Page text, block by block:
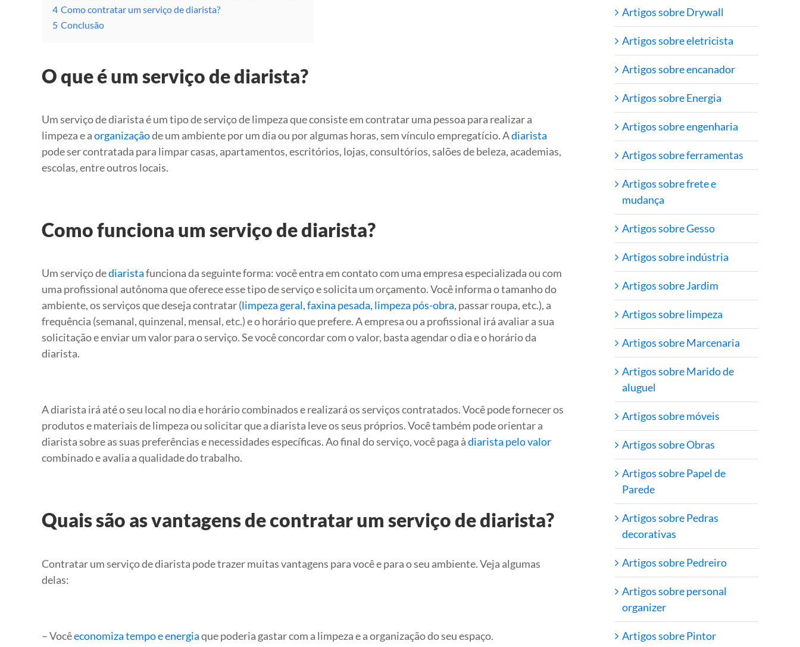
4 Como contratar um serviço de diarista?
5 Conclusão
O que é um serviço de diarista?
Um serviço de diarista é um tipo de serviço de limpeza que consiste em contratar uma pessoa para realizar a
limpeza e aorganizaçãode um ambiente por um dia ou por algumas horas, sem vínculo empregatício. Adiarista
pode ser contratada para limpar casas, apartamentos, escritórios, lojas, consultórios, salões de beleza, academias,
escolas, entre outros locais.
Como funciona um serviço de diarista?
Um serviço dediaristafunciona da seguinte forma: você entra em contato com uma empresa especializada ou com
uma profissional autônoma que oferece esse tipo de serviço e solicita um orçamento. Você informa o tamanho do
ambiente, os serviços que deseja contratar (limpeza geral, faxina pesada, limpeza pós-obra, passar roupa, etc.), a
frequência (semanal, quinzenal, mensal, etc.) e o horário que prefere. A empresa ou a profissional irá avaliar a sua
solicitação e enviar um valor para o serviço. Se você concordar com o valor, basta agendar o dia e o horário da
diarista.
A diarista irá até o seu local no dia e horário combinados e realizará os serviços contratados. Você pode fornecer os
produtos e materiais de limpeza ou solicitar que a diarista leve os seus próprios. Você também pode orientar a
diarista sobre as suas preferências e necessidades específicas. Ao final do serviço, você paga àdiarista pelo valor
combinado e avalia a qualidade do trabalho.
Quais são as vantagens de contratar um serviço de diarista?
Contratar um serviço de diarista pode trazer muitas vantagens para você e para o seu ambiente. Veja algumas
delas:
– Vocêeconomiza tempo e energiaque poderia gastar com a limpeza e a organização do seu espaço.
Artigos sobre Drywall
Artigos sobre eletricista
Artigos sobre encanador
Artigos sobre Energia
Artigos sobre engenharia
Artigos sobre ferramentas
Artigos sobre frete e
mudança
Artigos sobre Gesso
Artigos sobre indústria
Artigos sobre Jardim
Artigos sobre limpeza
Artigos sobre Marcenaria
Artigos sobre Marido de
aluguel
Artigos sobre móveis
Artigos sobre Obras
Artigos sobre Papel de
Parede
Artigos sobre Pedras
decorativas
Artigos sobre Pedreiro
Artigos sobre personal
organizer
Artigos sobre Pintor